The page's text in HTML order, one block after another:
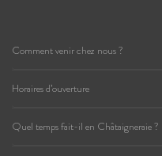
Comment venir chez nous ?
Horaires d’ouverture
Quel temps fait-il en Châtaigneraie ?